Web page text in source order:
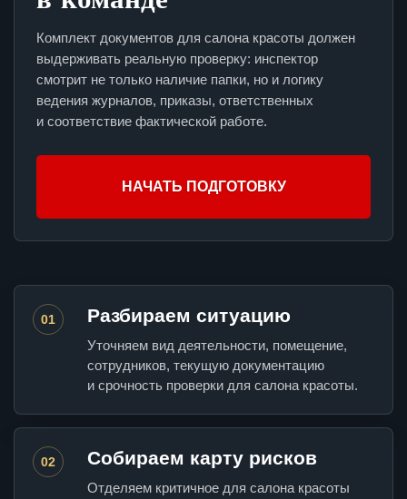
Комплект документов для салона красоты должен
выдерживать реальную проверку: инспектор
смотрит не только наличие папки, но и логику
ведения журналов, приказы, ответственных
и соответствие фактической работе.
НАЧАТЬ ПОДГОТОВКУ
01 Разбираем ситуацию
Уточняем вид деятельности, помещение,
сотрудников, текущую документацию
и срочность проверки для салона красоты.
02 Собираем карту рисков
Отделяем критичное для салона красоты